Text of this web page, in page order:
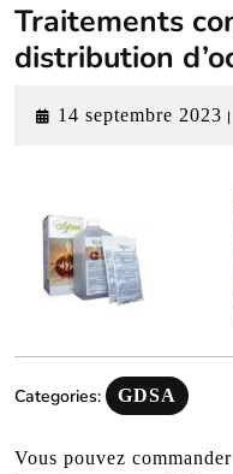
Traitements
distribution
14 septembre 2023 |
Categories: GDSA
Vous pouvez